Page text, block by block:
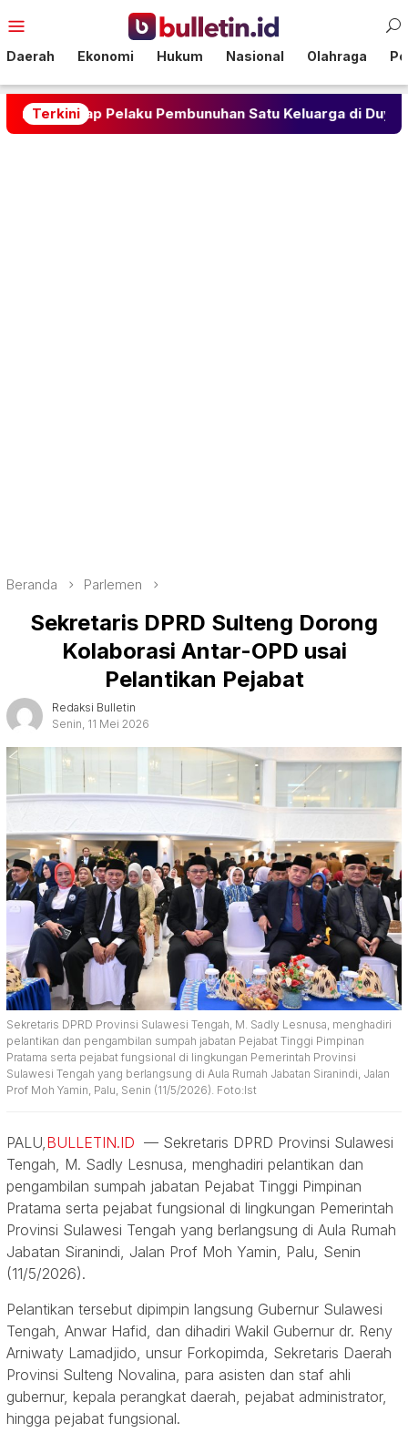
ke
Mobile
Daerah Ekonomi Hukum Nasional Olahraga
TerkiniPembunuhan Satu Keluarga di Duyu
Beranda Parlemen
Sekretaris DPRD Sulteng Dorong
Kolaborasi Antar-OPD usai
Pelantikan Pejabat
Redaksi Bulletin
Senin, 11 Mei 2026
Sekretaris DPRD Provinsi Sulawesi Tengah, M. Sadly Lesnusa, menghadiri
pelantikan dan pengambilan sumpah jabatan Pejabat Tinggi Pimpinan
Pratama serta pejabat fungsional di lingkungan Pemerintah Provinsi
Sulawesi Tengah yang berlangsung di Aula Rumah Jabatan Siranindi, Jalan
Prof Moh Yamin, Palu, Senin (11/5/2026). Foto:Ist
PALU, BULLETIN.ID — Sekretaris DPRD Provinsi Sulawesi
Tengah, M. Sadly Lesnusa, menghadiri pelantikan dan
pengambilan sumpah jabatan Pejabat Tinggi Pimpinan
Pratama serta pejabat fungsional di lingkungan Pemerintah
Provinsi Sulawesi Tengah yang berlangsung di Aula Rumah
Jabatan Siranindi, Jalan Prof Moh Yamin, Palu, Senin
(11/5/2026).
Pelantikan tersebut dipimpin langsung Gubernur Sulawesi
Tengah, Anwar Hafid, dan dihadiri Wakil Gubernur dr. Reny
Arniwaty Lamadjido, unsur Forkopimda, Sekretaris Daerah
Provinsi Sulteng Novalina, para asisten dan staf ahli
gubernur, kepala perangkat daerah, pejabat administrator,
hingga pejabat fungsional.